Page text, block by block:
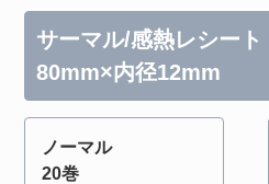
サーマル/感熱レシー
80mm×内径12mm
ノーマル
20巻